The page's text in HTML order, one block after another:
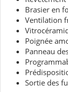
Brasier en
Ventilation
Poignée
Panneau
Sortie des